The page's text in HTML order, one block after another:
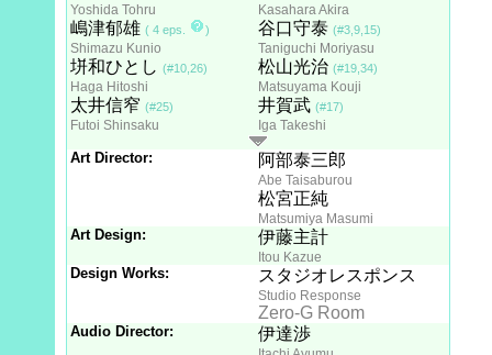
Yoshida Tohru
嶋津郁雄 ( 4 eps. )
Shimazu Kunio
垪和ひとし (#10,26)
Haga Hitoshi
太井信窄 (#25)
Futoi Shinsaku
Kasahara Akira
谷口守泰 (#3,9,15)
Taniguchi Moriyasu
松山光治 (#19,34)
Matsuyama Kouji
井賀武 (#17)
Iga Takeshi
Art Director: 阿部泰三郎
Abe Taisaburou
松宮正純
Matsumiya Masumi
Art Design: 伊藤主計
Itou Kazue
Design Works: スタジオレスポンス
Studio Response
Zero-G Room
Audio Director: 伊達渉